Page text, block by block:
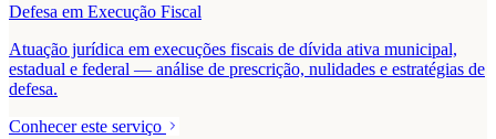
Defesa em Execução Fiscal
Atuação jurídica em execuções fiscais de dívida ativa municipal,
estadual e federal — análise de prescrição, nulidades e estratégias de
defesa.
Conhecer este serviço